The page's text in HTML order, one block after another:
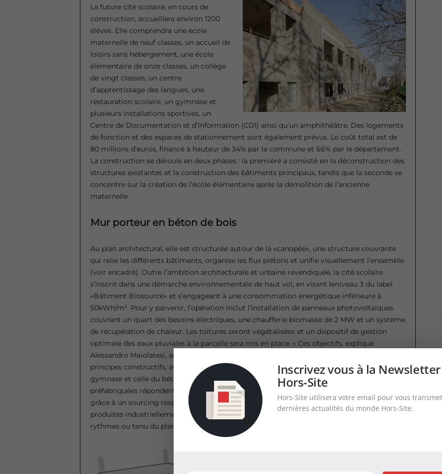
La future cité scolaire, en cours de
construction, accueillera environ 1200
élèves. Elle comprendra une école
maternelle de neuf classes, un accueil de
loisirs sans hébergement, une école
élémentaire de onze classes, un collège
de vingt classes, un centre
d’apprentissage des langues, une
restauration scolaire, un gymnase et
plusieurs installations sportives, un
Centre de Documentation et d’Information (CDI) ainsi qu’un amphithéâtre. Des logements
de fonction et des espaces de stationnement sont également prévus. Le coût total est de
80 millions d’euros, financé à hauteur de 34% par la commune et 66% par le département.
La construction se déroule en deux phases : la première a consisté en la déconstruction des
structures existantes et la construction des bâtiments principaux, tandis que la seconde se
concentre sur la création de l’école élémentaire après la démolition de l’ancienne
maternelle.
Mur porteur en béton de bois
Au plan architectural, elle est structurée autour de la «canopée», une structure couvrante
qui relie les différents bâtiments, organise les flux piétons et unifie visuellement l’ensemble
(voir encadré). Outre l’ambition architecturale et urbaine revendiquée, la cité scolaire
s’inscrit dans une démarche environnementale de haut vol, en visant leniveau 3 du label
«Bâtiment Biosourcé» et s’engageant à une consommation énergétique inférieure à
50kWh/m². Pour y parvenir, l’opération inclut l’installation de panneaux photovoltaïques
couvrant un quart des besoins électriques, une chaufferie biomasse de 2 MW et un système
de récupération de chaleur. Les toitures seront végétalisées et un dispositif de gestion
optimale des eaux pluviales à la parcelle sera mis en place. « Ces objectifs, explique
Alessandro Maiolatesi, architecte chez Officina, ont bien sûr guidé nos choix sur les
principes constructifs, avec l’utilisation du bois pour la charpente et la structure du
gymnase et celle du béton de bois pour les façades droites. Les voiles en béton de bois
préfabriquées répondent à plusieurs exigences, et en particulier un bilan carbone négatif,
grâce à un sourcing responsable et à une simplicité et rapidité de mise en œuvre, car
produites industriellement et sur mesure dans l’usine de Mignières (28). Elles s’adaptent au
rythmes ou tenu du planning de chantier. »
Inscrivez vous à la Newsletter
Hors-Site
Hors-Site utilisera votre email pour vous
dernières actualités du monde Hors-Site.